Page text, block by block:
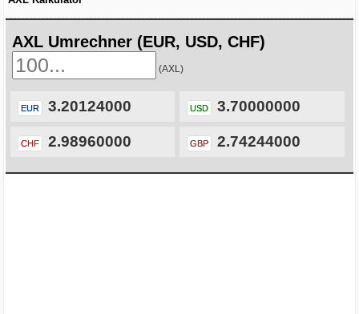
AXL Umrechner (EUR, USD, CHF)
(AXL)
EUR 3.20124000 USD 3.70000000
CHF 2.98960000 GBP 2.74244000